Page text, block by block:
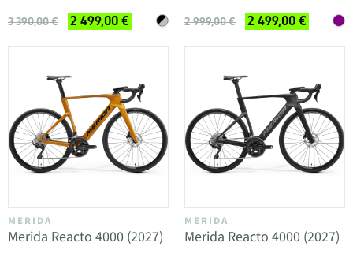
3 390,00 € 2 499,00 € 2 999,00 € 2 499,00 €
MERIDA
Merida Reacto 4000 (2027)
MERIDA
Merida Reacto 4000 (2027)